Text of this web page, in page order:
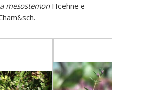
mesostemonHoehne e